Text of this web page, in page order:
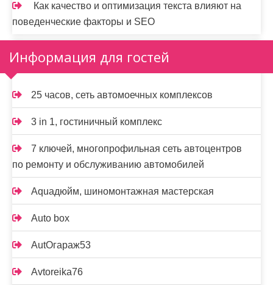
Как качество и оптимизация текста влияют на
поведенческие факторы и SEO
Информация для гостей
25 часов, сеть автомоечных комплексов
3 in 1, гостиничный комплекс
7 ключей, многопрофильная сеть автоцентров
по ремонту и обслуживанию автомобилей
Aquaдюйм, шиномонтажная мастерская
Auto box
AutOгараж53
Avtoreika76